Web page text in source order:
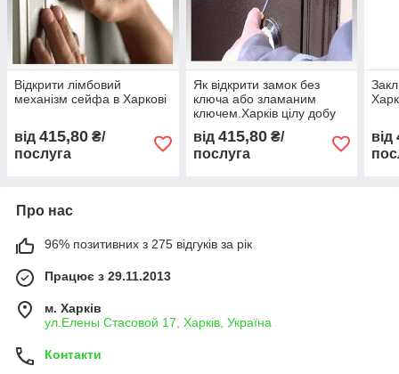
Відкрити лімбовий
механізм сейфа в Харкові
від 415,80 ₴/
послуга
Як відкрити замок без
ключа або зламаним
ключем.Харків цілу добу
від 415,80₴/
послуга
від
Про нас
96% позитивних з 275 відгуків за рік
Працює з 29.11.2013
м. Харків
ул.Елены Стасовой 17, Харків, Україна
Контакти